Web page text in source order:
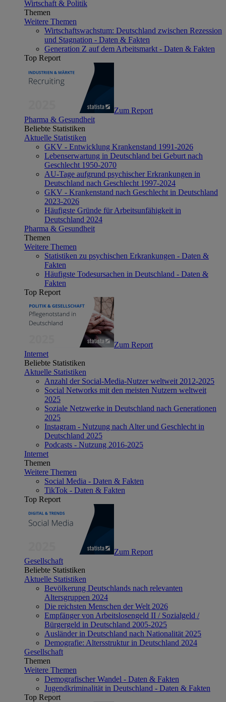
Wirtschaft & Politik
Themen
Weitere Themen
Wirtschaftswachstum: Deutschland zwischen Rezession
und Stagnation - Daten & Fakten
Generation Z auf dem Arbeitsmarkt - Daten & Fakten
Top Report
Zum Report
Pharma & Gesundheit
Beliebte Statistiken
Aktuelle Statistiken
GKV - Entwicklung Krankenstand 1991-2026
Lebenserwartung in Deutschland bei Geburt nach
Geschlecht 1950-2070
AU-Tage aufgrund psychischer Erkrankungen in
Deutschland nach Geschlecht 1997-2024
GKV - Krankenstand nach Geschlecht in Deutschland
2023-2026
Häufigste Gründe für Arbeitsunfähigkeit in
Deutschland 2024
Pharma & Gesundheit
Themen
Weitere Themen
Statistiken zu psychischen Erkrankungen - Daten &
Fakten
Häufigste Todesursachen in Deutschland - Daten &
Fakten
Top Report
Zum Report
Internet
Beliebte Statistiken
Aktuelle Statistiken
Anzahl der Social-Media-Nutzer weltweit 2012-2025
Social Networks mit den meisten Nutzern weltweit
2025
Soziale Netzwerke in Deutschland nach Generationen
2025
Instagram - Nutzung nach Alter und Geschlecht in
Deutschland 2025
Podcasts - Nutzung 2016-2025
Internet
Themen
Weitere Themen
Social Media - Daten & Fakten
TikTok - Daten & Fakten
Top Report
Zum Report
Gesellschaft
Beliebte Statistiken
Aktuelle Statistiken
Bevölkerung Deutschlands nach relevanten
Altersgruppen 2024
Die reichsten Menschen der Welt 2026
Empfänger von Arbeitslosengeld II / Sozialgeld /
Bürgergeld in Deutschland 2005-2025
Ausländer in Deutschland nach Nationalität 2025
Demografie: Altersstruktur in Deutschland 2024
Gesellschaft
Themen
Weitere Themen
Demografischer Wandel - Daten & Fakten
Jugendkriminalität in Deutschland - Daten & Fakten
Top Report